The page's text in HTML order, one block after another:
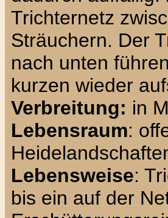
Trichternetz
Sträuchern. Der
nach unten
kurzen wieder
Verbreitung: in
Lebensraum:
Lebensweise:
bis ein auf der